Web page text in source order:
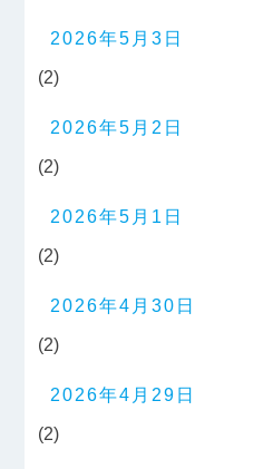
2026年5月3日
(2)
2026年5月2日
(2)
2026年5月1日
(2)
2026年4月30日
(2)
2026年4月29日
(2)